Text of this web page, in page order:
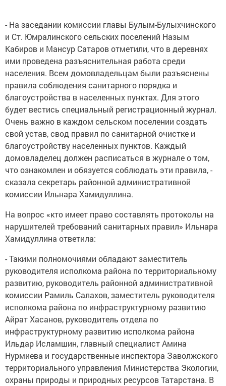
- На заседании комиссии главы Булым-Булыхчинского
и Ст. Юмралинского сельских поселений Назым
Кабиров и Мансур Сатаров отметили, что в деревнях
ими проведена разъяснительная работа среди
населения. Всем домовладельцам были разъяснены
правила соблюдения санитарного порядка и
благоустройства в населенных пунктах. Для этого
будет вестись специальный регистрационный журнал.
Очень важно в каждом сельском поселении создать
свой устав, свод правил по санитарной очистке и
благоустройству населенных пунктов. Каждый
домовладелец должен расписаться в журнале о том,
что ознакомлен и обязуется соблюдать эти правила, -
сказала секретарь районной административной
комиссии Ильнара Хамидуллина.
На вопрос «кто имеет право составлять протоколы на
нарушителей требований санитарных правил» Ильнара
Хамидуллина ответила:
- Такими полномочиями обладают заместитель
руководителя исполкома района по территориальному
развитию, руководитель районной административной
комиссии Рамиль Салахов, заместитель руководителя
исполкома района по инфраструктурному развитию
Айрат Хасанов, руководитель отдела по
инфраструктурному развитию исполкома района
Ильдар Исламшин, главный специалист Амина
Нурмиева и государственные инспектора Заволжского
территориального управления Министерства Экологии,
охраны природы и природных ресурсов Татарстана. В